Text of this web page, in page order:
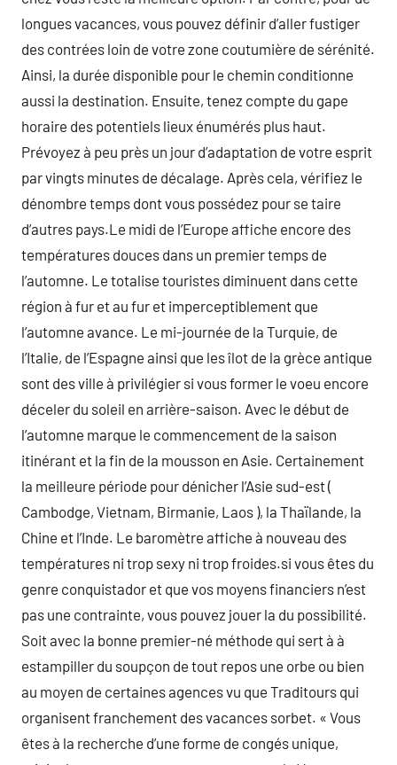
longues vacances, vous pouvez définir d’aller fustiger
des contrées loin de votre zone coutumière de sérénité.
Ainsi, la durée disponible pour le chemin conditionne
aussi la destination. Ensuite, tenez compte du gape
horaire des potentiels lieux énumérés plus haut.
Prévoyez à peu près un jour d’adaptation de votre esprit
par vingts minutes de décalage. Après cela, vérifiez le
dénombre temps dont vous possédez pour se taire
d’autres pays.Le midi de l’Europe affiche encore des
températures douces dans un premier temps de
l’automne. Le totalise touristes diminuent dans cette
région à fur et au fur et imperceptiblement que
l’automne avance. Le mi-journée de la Turquie, de
l’Italie, de l’Espagne ainsi que les îlot de la grèce antique
sont des ville à privilégier si vous former le voeu encore
déceler du soleil en arrière-saison. Avec le début de
l’automne marque le commencement de la saison
itinérant et la fin de la mousson en Asie. Certainement
la meilleure période pour dénicher l’Asie sud-est (
Cambodge, Vietnam, Birmanie, Laos ), la Thaïlande, la
Chine et l’Inde. Le baromètre affiche à nouveau des
températures ni trop sexy ni trop froides.si vous êtes du
genre conquistador et que vos moyens financiers n’est
pas une contrainte, vous pouvez jouer la du possibilité.
Soit avec la bonne premier-né méthode qui sert à à
estampiller du soupçon de tout repos une orbe ou bien
au moyen de certaines agences vu que Traditours qui
organisent franchement des vacances sorbet. « Vous
êtes à la recherche d’une forme de congés unique,